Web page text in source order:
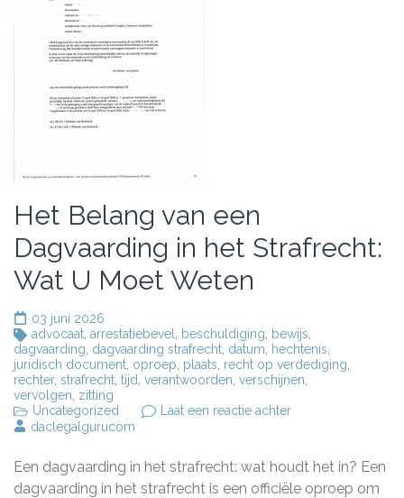
Het Belang van een
Dagvaarding in het Strafrecht:
Wat U Moet Weten
03 juni 2026
advocaat arrestatiebevel beschuldiging bewijs
dagvaarding dagvaarding strafrecht datum hechtenis
juridisch document oproep plaats recht op verdediging
rechter, strafrecht tijd verantwoorden verschijnen
vervolgen zitting
Uncategorized
Laat een reactie achterop
een
Dagvaarding
daclegalgurucom
Een dagvaarding in het strafrecht: wat houdt het in? Een
dagvaarding in het strafrecht is een officiële oproep om